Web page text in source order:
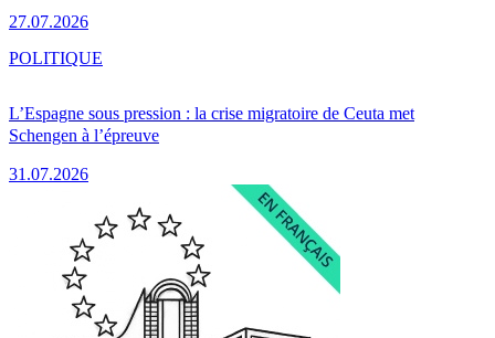
27.07.2026
L’Espagne sous pression : la crise migratoire de Ceuta met
Schengen à l’épreuve
31.07.2026
POLITIQUE